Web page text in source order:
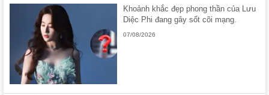
Khoảnh khắc đẹp phong thần của Lưu
Diệc Phi đang gây sốt cõi mạng.
07/08/2026